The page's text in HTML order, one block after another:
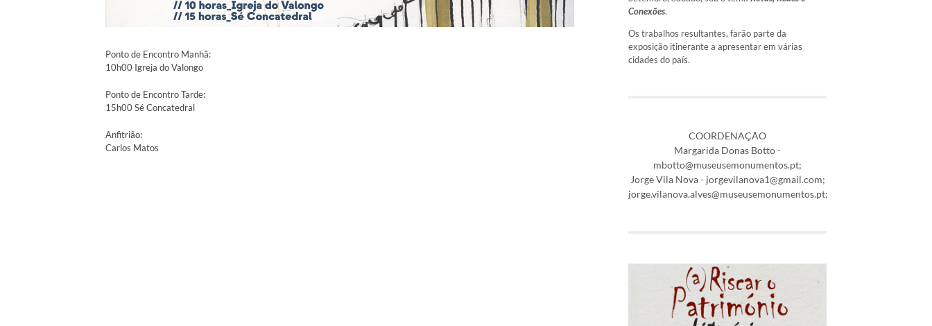
Ponto de Encontro Manhã:
10h00 Igreja do Valongo
Ponto de Encontro Tarde:
15h00 Sé Concatedral
Anfitrião:
Carlos Matos
Conexões.
Os trabalhos resultantes, farão parte da
exposição itinerante a apresentar em várias
cidades do país.
COORDENAÇÃO
Margarida Donas Botto -
mbotto@museusemonumentos.pt;
Jorge Vila Nova - jorgevilanova1@gmail.com;
jorge.vilanova.alves@museusemonumentos.pt;